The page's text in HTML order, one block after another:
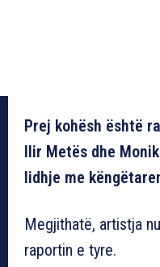
Prej kohësh është
Ilir Metës dhe
lidhje me
Megjithatë, artistja
raportin e tyre.